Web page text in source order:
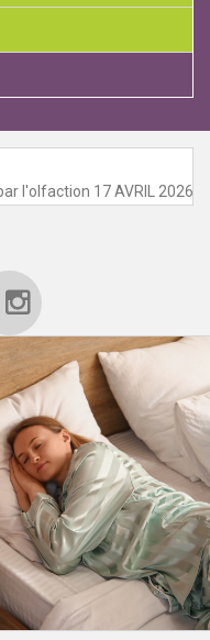
l'olfaction 17 AVRIL 2026